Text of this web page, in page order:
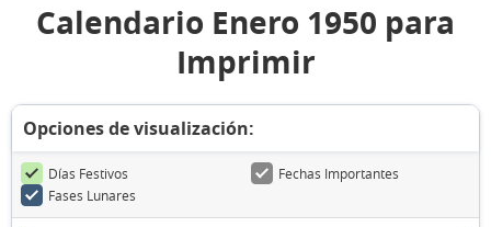
Calendario Enero 1950 para
Imprimir
Opciones de visualización:
Días Festivos
Fechas Importantes
Fases Lunares